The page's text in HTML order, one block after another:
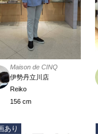
Maison de CINQ
伊勢丹立川店
Reiko
156 cm
あり